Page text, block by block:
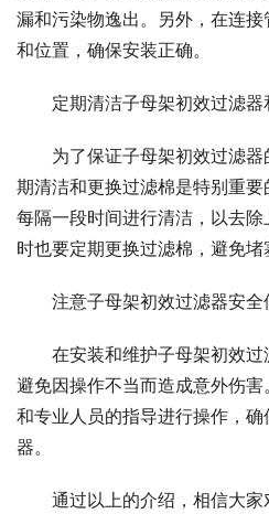
漏和污染物逸出。另外，在连
和位置，确保安装正确。
定期清洁子母架初效过滤
为了保证子母架初效过滤
期清洁和更换过滤棉是特别重
每隔一段时间进行清洁，以去
时也要定期更换过滤棉，避免堵
注意子母架初效过滤器安全
在安装和维护子母架初效过
避免因操作不当而造成意外伤
和专业人员的指导进行操作，
器。
通过以上的介绍，相信大